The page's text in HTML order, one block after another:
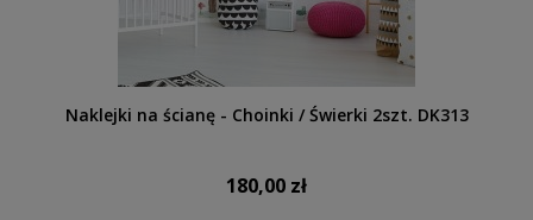
Naklejki na ścianę - Choinki / Świerki 2szt. DK313
180,00 zł